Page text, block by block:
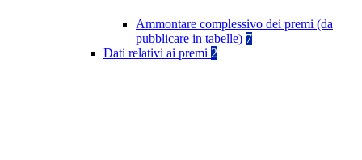
Ammontare complessivo dei premi (da
pubblicare in tabelle) 7
Dati relativi ai premi 2